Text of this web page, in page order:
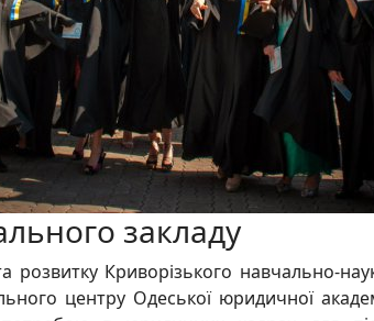
закладу
розвитку Криворізького навчально-
центру Одеської юридичної